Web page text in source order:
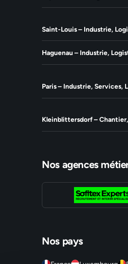
Saint-Louis – Industrie,
Haguenau – Industrie,
Paris – Industrie, Services,
Kleinblittersdorf –
Nos agences
Nos pays